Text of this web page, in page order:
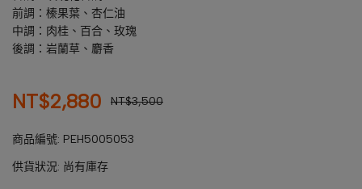
前調：榛果葉、杏仁油
中調：肉桂、百合、玫瑰
後調：岩蘭草、麝香
NT$2,880 NT$3,500
商品編號: PEH5005053
供貨狀況: 尚有庫存